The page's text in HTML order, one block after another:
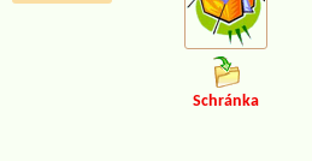
Schránka